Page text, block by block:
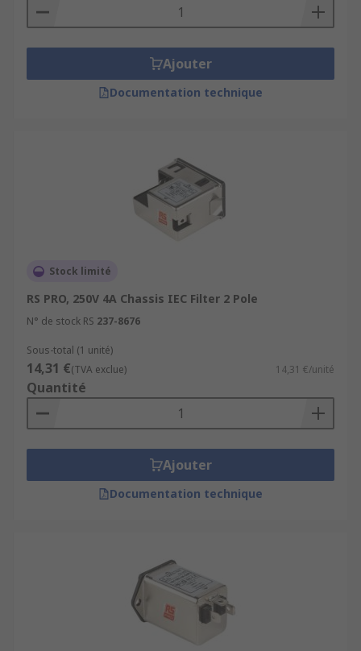
Ajouter
Documentation technique
Stock limité
RS PRO, 250V 4A Chassis IEC Filter 2 Pole
N° de stock RS 237-8676
Sous-total (1 unité)
14,31 €(TVA exclue) 14,31 €/unité
Quantité
Ajouter
Documentation technique